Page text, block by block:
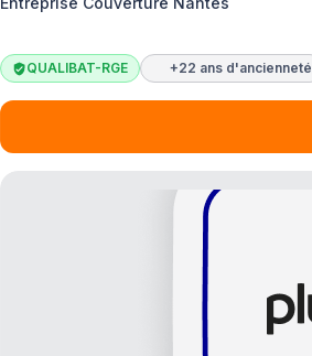
QUALIBAT-RGE +22 ans d'ancienneté